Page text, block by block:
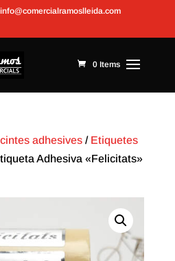
info@comercialramoslleida.com
0 Items
adhesives/ Etiquetes
Adhesiva «Felicitats»